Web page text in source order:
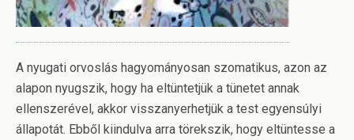
A nyugati orvoslás hagyományosan szomatikus, azon az
alapon nyugszik, hogy ha eltüntetjük a tünetet annak
ellenszerével, akkor visszanyerhetjük a test egyensúlyi
állapotát. Ebből kiindulva arra törekszik, hogy eltüntesse a